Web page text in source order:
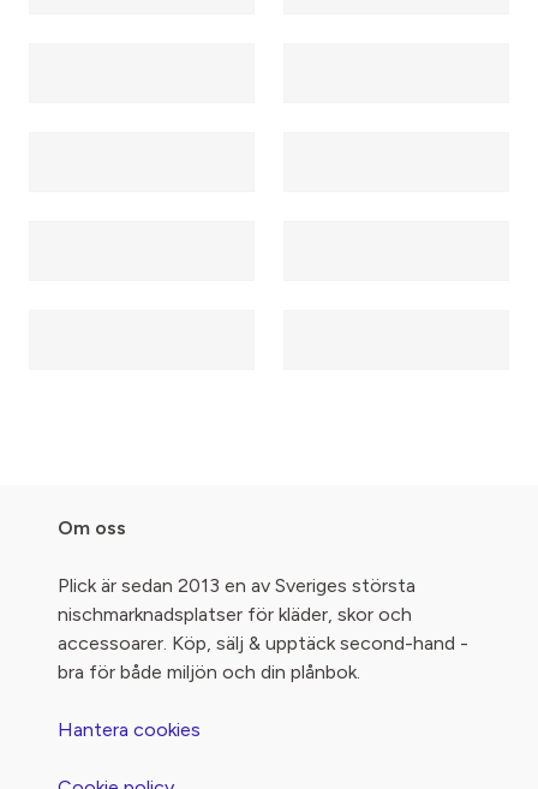
Om oss
Plick är sedan 2013 en av Sveriges största
nischmarknadsplatser för kläder, skor och
accessoarer. Köp, sälj & upptäck second-hand -
bra för både miljön och din plånbok.
Hantera cookies